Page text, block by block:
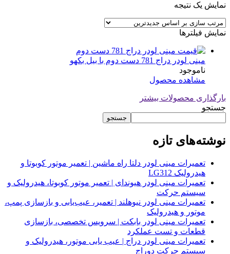
نمایش یک نتیجه
نمایش فیلترها
مینی لودر دراج 781 دست دوم با بیل بکهو
ناموجود
مشاهده محصول
بارگذاری محصولات بیشتر
جستجو
جستجو
نوشته‌های تازه
تعمیرات مینی لودر دلتا راه ماشین | تعمیر موتور کوبوتا و
هیدرولیک LG312
تعمیرات مینی لودر هیوندای | تعمیر موتور کوبوتا، هیدرولیک و
سیستم حرکت
تعمیرات مینی لودر نیوهلند | تعمیر، عیب‌یابی و بازسازی پمپ،
موتور و هیدرولیک
تعمیرات مینی لودر بابکت | سرویس تخصصی، بازسازی
قطعات و تست عملکرد
تعمیرات مینی لودر دراج | عیب یابی موتور، هیدرولیک و
سیستم حرکت دوراج